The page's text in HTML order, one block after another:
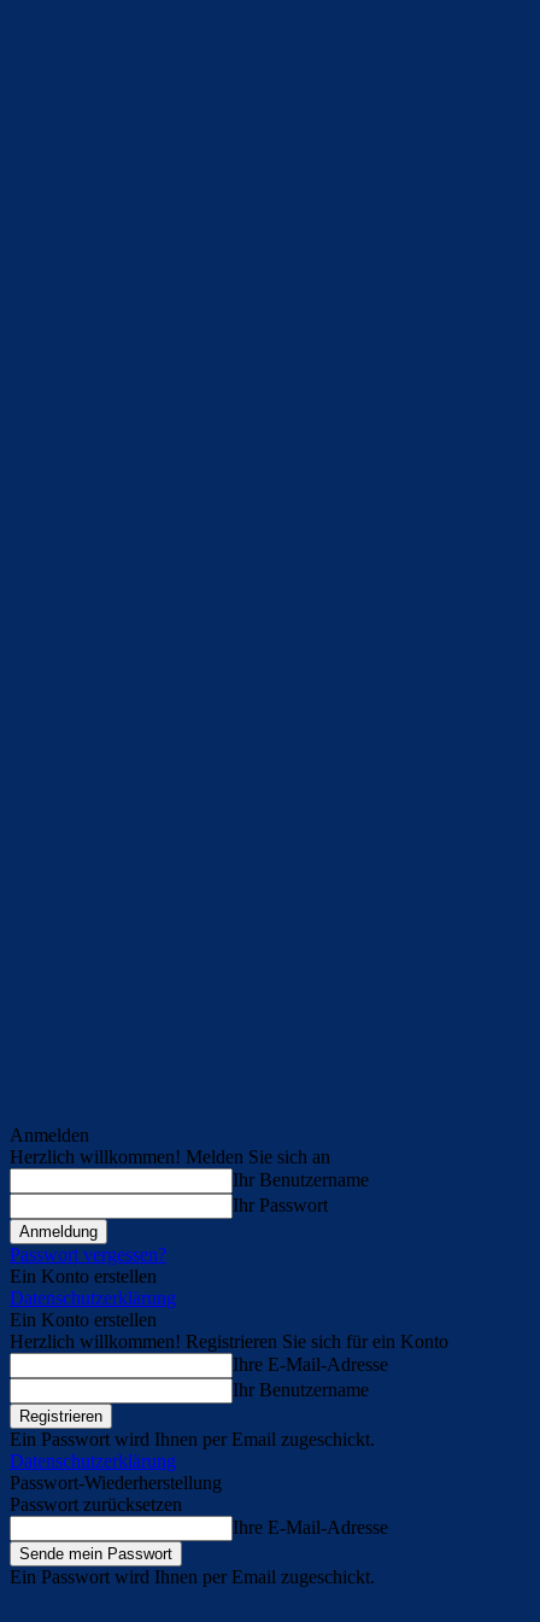
Anmelden
Herzlich willkommen! Melden Sie sich an
Ihr Benutzername
Ihr Passwort
Passwort vergessen?
Ein Konto erstellen
Datenschutzerklärung
Ein Konto erstellen
Herzlich willkommen! Registrieren Sie sich für ein Konto
Ihre E-Mail-Adresse
Ihr Benutzername
Ein Passwort wird Ihnen per Email zugeschickt.
Datenschutzerklärung
Passwort-Wiederherstellung
Passwort zurücksetzen
Ihre E-Mail-Adresse
Ein Passwort wird Ihnen per Email zugeschickt.